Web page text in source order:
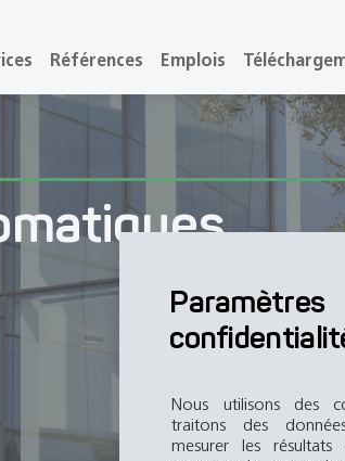
Nous utilisons des
traitons des
mesurer les
Références Emplois